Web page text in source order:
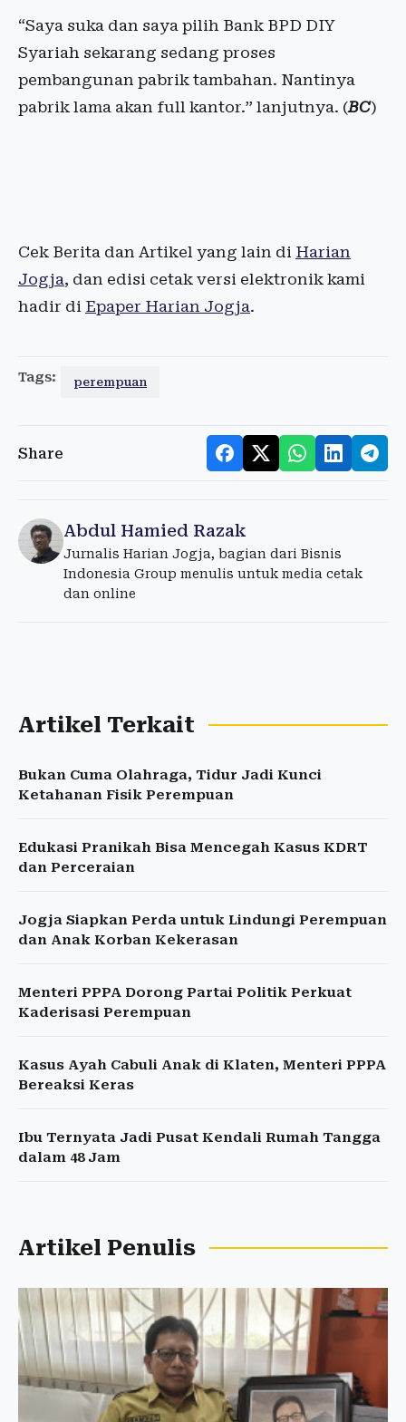
“Saya suka dan saya pilih Bank BPD DIY
Syariah sekarang sedang proses
pembangunan pabrik tambahan. Nantinya
pabrik lama akan full kantor.” lanjutnya. (BC)
Cek Berita dan Artikel yang lain di Harian
Jogja, dan edisi cetak versi elektronik kami
hadir di Epaper Harian Jogja.
Tags: perempuan
Share
Abdul Hamied Razak
Jurnalis Harian Jogja, bagian dari Bisnis
Indonesia Group menulis untuk media cetak
dan online
Artikel Terkait
Bukan Cuma Olahraga, Tidur Jadi Kunci
Ketahanan Fisik Perempuan
Edukasi Pranikah Bisa Mencegah Kasus KDRT
dan Perceraian
Jogja Siapkan Perda untuk Lindungi Perempuan
dan Anak Korban Kekerasan
Menteri PPPA Dorong Partai Politik Perkuat
Kaderisasi Perempuan
Kasus Ayah Cabuli Anak di Klaten, Menteri PPPA
Bereaksi Keras
Ibu Ternyata Jadi Pusat Kendali Rumah Tangga
dalam 48 Jam
Artikel Penulis